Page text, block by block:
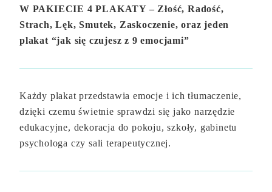
W PAKIECIE 4 PLAKATY – Złość, Radość,
Strach, Lęk, Smutek, Zaskoczenie, oraz jeden
plakat “jak się czujesz z 9 emocjami”
Każdy plakat przedstawia emocje i ich tłumaczenie,
dzięki czemu świetnie sprawdzi się jako narzędzie
edukacyjne, dekoracja do pokoju, szkoły, gabinetu
psychologa czy sali terapeutycznej.